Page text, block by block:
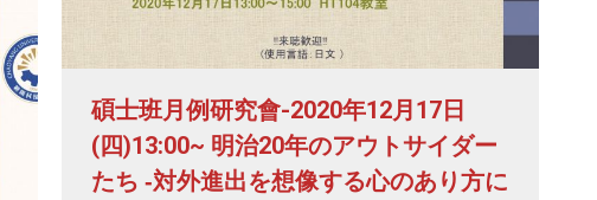
碩士班月例研究會-2020年12月17日
(四)13:00~ 明治20年のアウトサイダー
たち ‐対外進出を想像する心のあり方に